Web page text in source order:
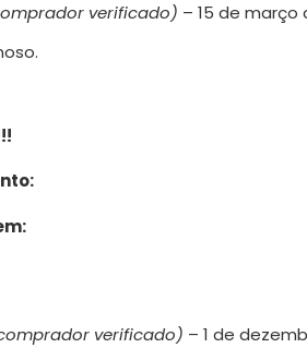
verificado) – 15 de março
verificado) – 1 de